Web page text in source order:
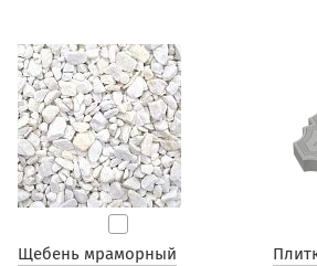
Щебень мраморный